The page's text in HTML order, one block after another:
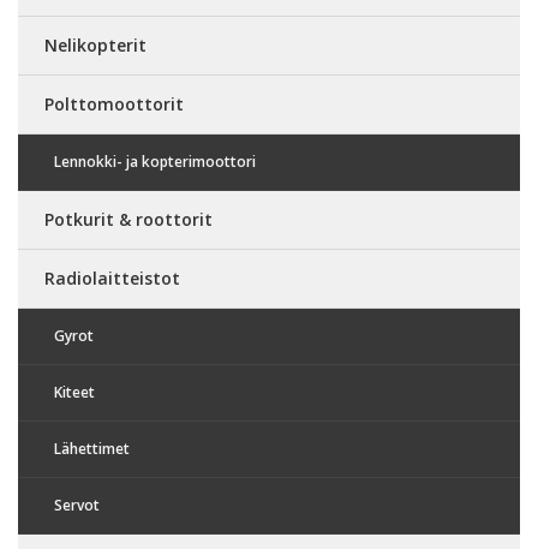
Nelikopterit
Polttomoottorit
Lennokki- ja kopterimoottori
Potkurit & roottorit
Radiolaitteistot
Gyrot
Kiteet
Lähettimet
Servot